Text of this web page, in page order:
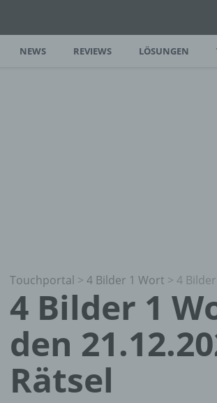
NEWS REVIEWS LÖSUNGEN
Touchportal > 4 Bilder 1 Wort > 4
4 Bilder 1
den
Rätsel